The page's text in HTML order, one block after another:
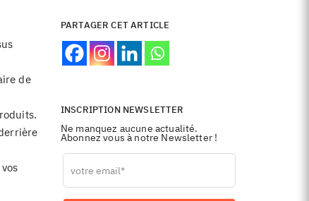
de
PARTAGER CET ARTICLE
INSCRIPTION NEWSLETTER
Ne manquez aucune actualité.
Abonnez vous à notre Newsletter !
Leave
this